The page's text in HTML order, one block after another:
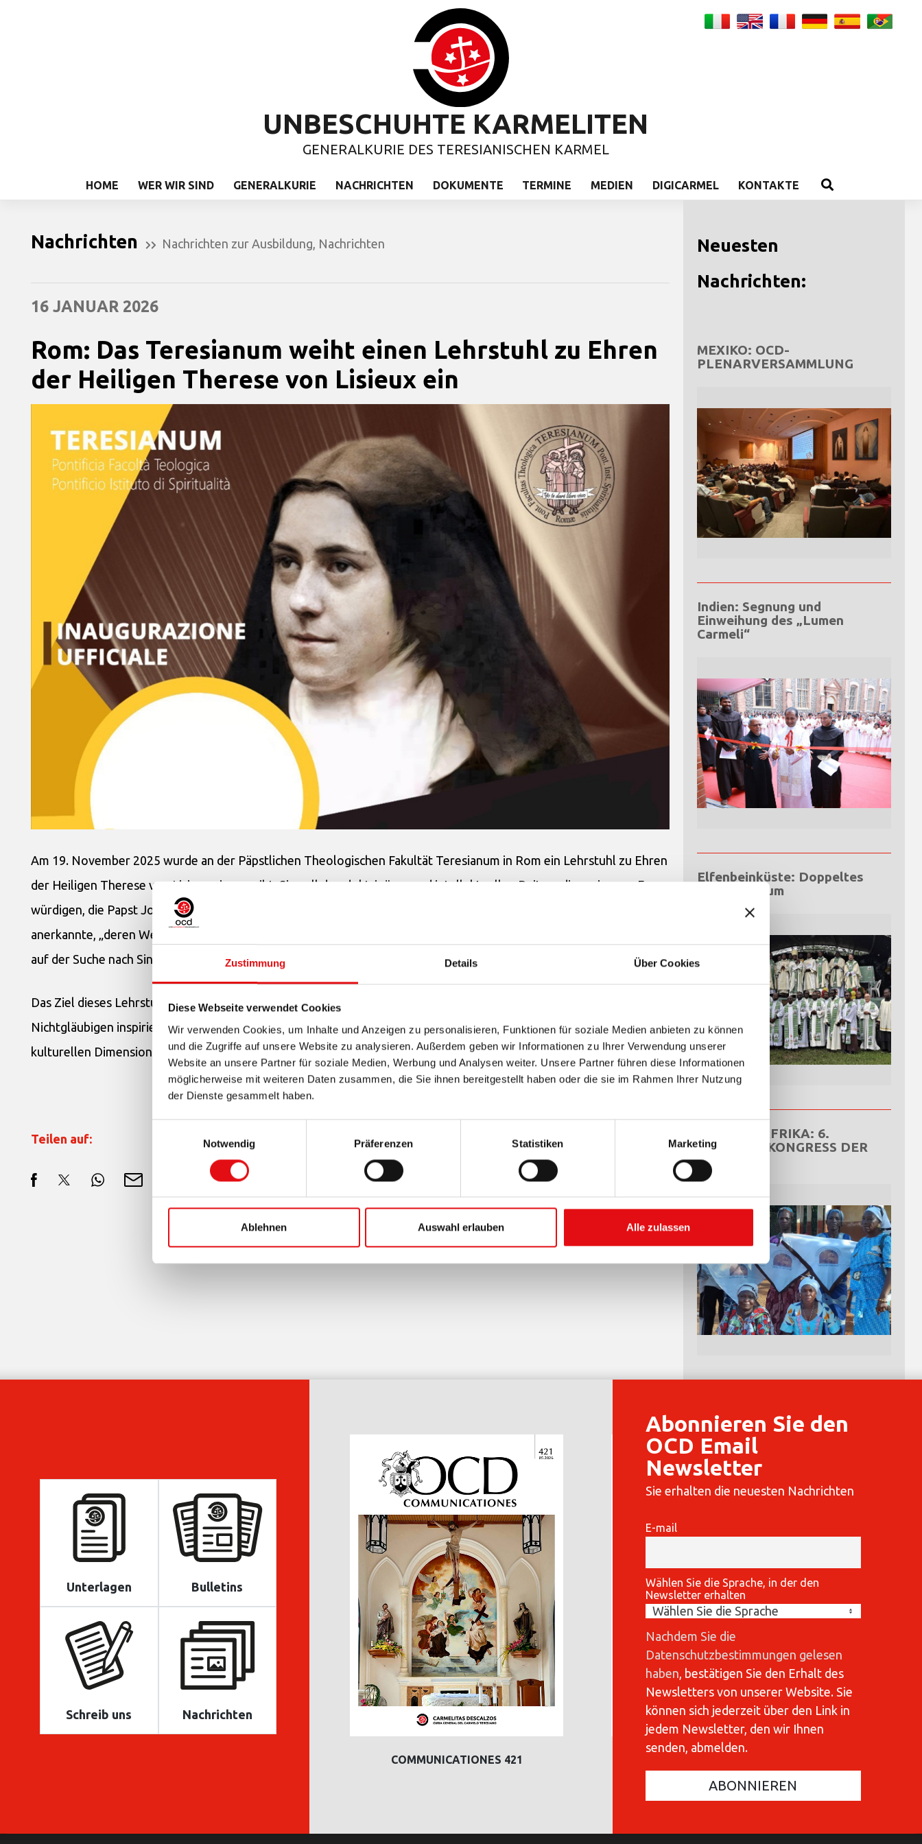
Zustimmung Details Über Cookies
Diese Webseite verwendet Cookies
Wir verwenden Cookies, um Inhalte und Anzeigen zu personalisieren, Funktionen für soziale Medien anbieten zu können
und die Zugriffe auf unsere Website zu analysieren. Außerdem geben wir Informationen zu Ihrer Verwendung unserer
Website an unsere Partner für soziale Medien, Werbung und Analysen weiter. Unsere Partner führen diese Informationen
möglicherweise mit weiteren Daten zusammen, die Sie ihnen bereitgestellt haben oder die sie im Rahmen Ihrer Nutzung
der Dienste gesammelt haben.
Notwendig
Präferenzen Statistiken Marketing
Ablehnen Auswahl erlauben Alle zulassen
UNBESCHUHTE KARMELITEN
GENERALKURIE DES TERESIANISCHEN KARMEL
HOME WER WIR SIND GENERALKURIE NACHRICHTEN DOKUMENTE TERMINE MEDIEN DIGICARMEL KONTAKTE
Nachrichten Nachrichten zur Ausbildung Nachrichten
16 JANUAR 2026
Rom: Das Teresianum weiht einen Lehrstuhl zu Ehren
der Heiligen Therese von Lisieux ein
Am 19. November 2025 wurde an der Päpstlichen Theologischen Fakultät Teresianum in Rom ein Lehrstuhl zu Ehren
der Heiligen Therese von Lisieux eingeweiht: Sie soll den doktrinären und intellektuellen Beitrag dieser jungen Frau
würdigen, die Papst Johannes Paul II. 1997 zur Kirchenlehrerin erklärte und die die UNESCO 2021 als Intellektuelle
anerkannte, „deren Werk die Tiefen des menschlichen Herzens ergründet und Männern und Frauen dieser Welt, die
auf der Suche nach Sinn, auf der Suche nach persönlichem und universellem Frieden sind”.
Das Ziel dieses Lehrstuhls ist es, nicht nur die Lehre des „kleinen Weges”, der Generationen von Gläubigen und
Nichtgläubigen inspiriert hat, besser bekannt zu machen, sondern auch den Beitrag dieser französischen Heiligen zur
kulturellen Dimension des Glaubens im Dialog mit den Intellektuellen ihrer Zeit und denen von heute.
Teilen auf:
Neuesten
Nachrichten:
MEXIKO: OCD-
PLENARVERSAMMLUNG
Indien: Segnung und
Einweihung des „Lumen
Carmeli“
Elfenbeinküste: Doppeltes
Silberjubiläum
ZENTRALAFRIKA: 6.
NATIONALKONGRESS DER
OCDS
Unterlagen Bulletins
Schreib uns Nachrichten
COMMUNICATIONES 421
Abonnieren Sie den
OCD Email
Newsletter
Sie erhalten die neuesten Nachrichten
E-mail
Wählen Sie die Sprache, in der den
Newsletter erhalten
Nachdem Sie die
Datenschutzbestimmungen gelesen
haben, bestätigen Sie den Erhalt des
Newsletters von unserer Website. Sie
können sich jederzeit über den Link in
jedem Newsletter, den wir Ihnen
senden, abmelden.